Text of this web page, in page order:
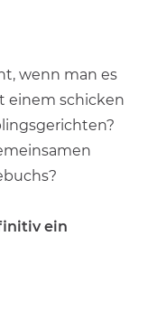
wenn man es
einem schicken
ein